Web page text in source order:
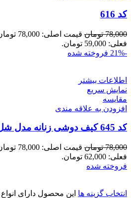
کد 616
78,000 تومان قیمت اصلی: 78,000 تومان بود.
فعلی: 59,000 تومان.
-21%
فروخته شده
اطلاعات بیشتر
نمایش سریع
مقايسه
افزودن به علاقه مندی
کد 645 کیف دوشی زنانه مدل شل
78,000 تومان قیمت اصلی: 78,000 تومان بود.
فعلی: 62,000 تومان.
فروخته شده
انتخاب گزینه ها این محصول دارای